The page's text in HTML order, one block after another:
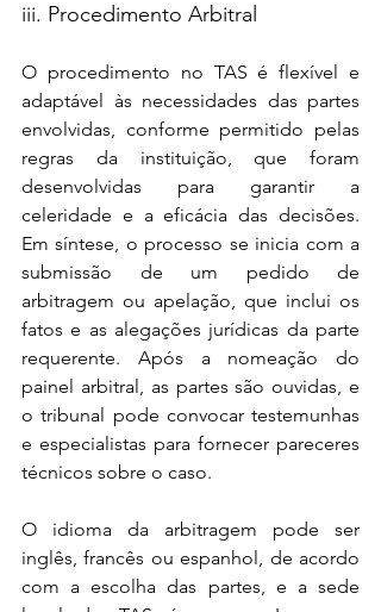
iii. Procedimento Arbitral
O procedimento no TAS é flexível e
adaptável às necessidades das partes
envolvidas, conforme permitido pelas
regras da instituição, que foram
desenvolvidas para garantir a
celeridade e a eficácia das decisões.
Em síntese, o processo se inicia com a
submissão de um pedido de
arbitragem ou apelação, que inclui os
fatos e as alegações jurídicas da parte
requerente. Após a nomeação do
painel arbitral, as partes são ouvidas, e
o tribunal pode convocar testemunhas
e especialistas para fornecer pareceres
técnicos sobre o caso.
O idioma da arbitragem pode ser
inglês, francês ou espanhol, de acordo
com a escolha das partes, e a sede